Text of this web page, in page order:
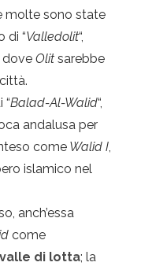
molte sono state
di “Valledolit“,
dove Olit sarebbe
“Balad-Al-Walid“,
andalusa per
come Walid I,
islamico nel
anch’essa
come
valle di lotta; la